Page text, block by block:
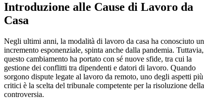
Introduzione alle Cause di Lavoro da
Casa
Negli ultimi anni, la modalità di lavoro da casa ha conosciuto un
incremento esponenziale, spinta anche dalla pandemia. Tuttavia,
questo cambiamento ha portato con sé nuove sfide, tra cui la
gestione dei conflitti tra dipendenti e datori di lavoro. Quando
sorgono dispute legate al lavoro da remoto, uno degli aspetti più
critici è la scelta del tribunale competente per la risoluzione della
controversia.